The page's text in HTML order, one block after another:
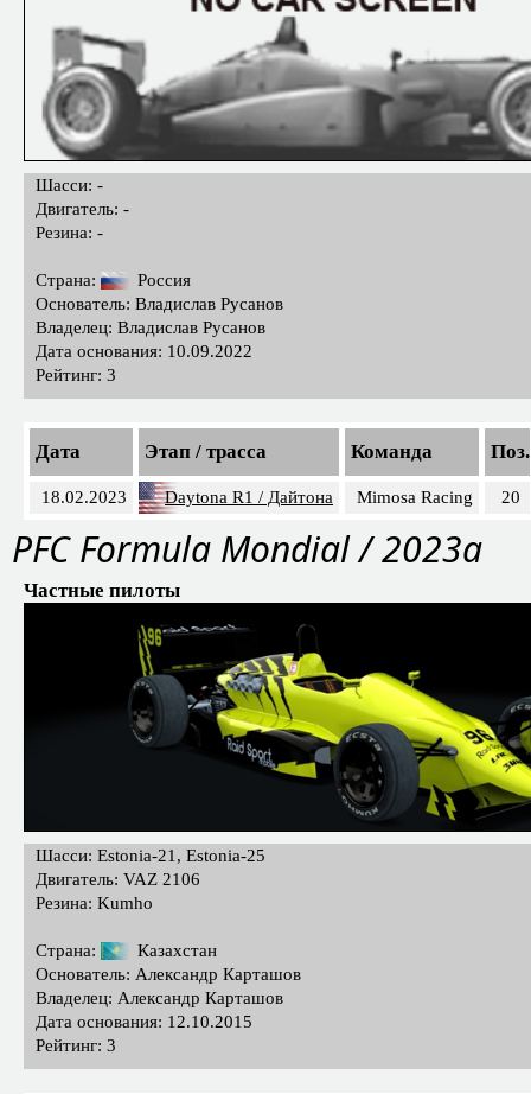
Шасси: -
Двигатель: -
Резина: -
Страна:
Россия
Основатель: Владислав Русанов
Владелец: Владислав Русанов
Дата основания: 10.09.2022
Рейтинг: 3
Дата Этап / трасса Команда Поз.
18.02.2023 Daytona R1 / Дайтона Mimosa Racing 20
PFC Formula Mondial / 2023a
Частные пилоты
Шасси: Estonia-21, Estonia-25
Двигатель: VAZ 2106
Резина: Kumho
Страна:
Казахстан
Основатель: Александр Карташов
Владелец: Александр Карташов
Дата основания: 12.10.2015
Рейтинг: 3